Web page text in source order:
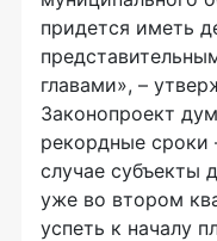
придется иметь
главами», –
Законопроект
рекордные сроки
случае субъекты
уже во втором
успеть к началу